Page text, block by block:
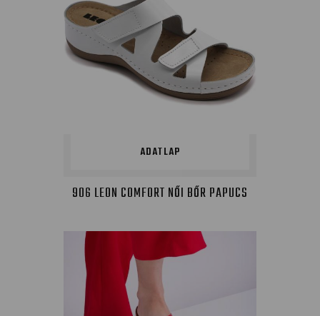
ADATLAP
906 LEON COMFORT NŐI BŐR PAPUCS